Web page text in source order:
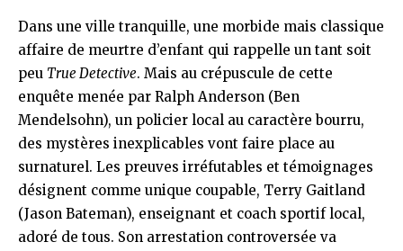
Dans une ville tranquille, une morbide mais classique
affaire de meurtre d’enfant qui rappelle un tant soit
peu True Detective. Mais au crépuscule de cette
enquête menée par Ralph Anderson (Ben
Mendelsohn), un policier local au caractère bourru,
des mystères inexplicables vont faire place au
surnaturel. Les preuves irréfutables et témoignages
désignent comme unique coupable, Terry Gaitland
(Jason Bateman), enseignant et coach sportif local,
adoré de tous. Son arrestation controversée va